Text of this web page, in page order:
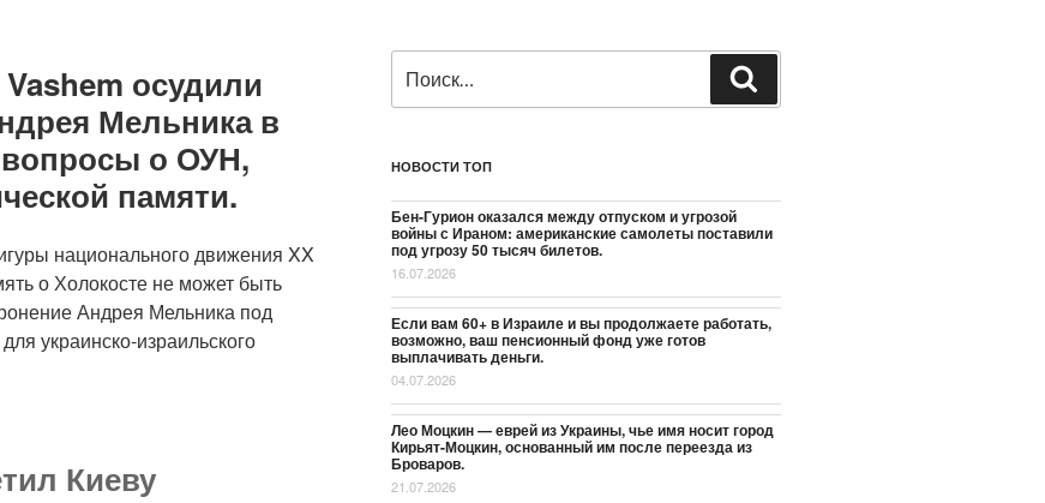
осудили
Мельника в
о ОУН,
памяти.
национального движения XX
о Холокосте не может быть
Андрея Мельника под
украинско-израильского
Киеву
НОВОСТИ ТОП
Бен-Гурион оказался между отпуском и угрозой
войны с Ираном: американские самолеты поставили
под угрозу 50 тысяч билетов.
16.07.2026
Если вам 60+ в Израиле и вы продолжаете работать,
возможно, ваш пенсионный фонд уже готов
выплачивать деньги.
04.07.2026
Лео Моцкин — еврей из Украины, чье имя носит город
Кирьят-Моцкин, основанный им после переезда из
Броваров.
21.07.2026